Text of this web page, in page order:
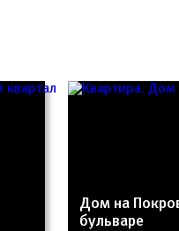
Дом на
бульваре